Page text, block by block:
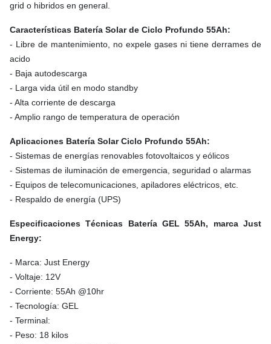
grid o hibridos en general.
Características Batería Solar de Ciclo Profundo 55Ah:
- Libre de mantenimiento, no expele gases ni tiene derrames de
acido
- Baja autodescarga
- Larga vida útil en modo standby
- Alta corriente de descarga
- Amplio rango de temperatura de operación
Aplicaciones Batería Solar Ciclo Profundo 55Ah:
- Sistemas de energías renovables fotovoltaicos y eólicos
- Sistemas de iluminación de emergencia, seguridad o alarmas
- Equipos de telecomunicaciones, apiladores eléctricos, etc.
- Respaldo de energía (UPS)
Especificaciones Técnicas Batería GEL 55Ah, marca Just
Energy:
- Marca: Just Energy
- Voltaje: 12V
- Corriente: 55Ah @10hr
- Tecnología: GEL
- Terminal:
- Peso: 18 kilos